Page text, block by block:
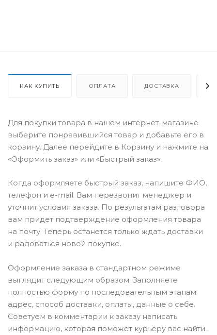
КАК КУПИТЬ ОПЛАТА ДОСТАВКА
Для покупки товара в нашем интернет-магазине
выберите понравившийся товар и добавьте его в
корзину. Далее перейдите в Корзину и нажмите на
«Оформить заказ» или «Быстрый заказ».
Когда оформляете быстрый заказ, напишите ФИО,
телефон и e-mail. Вам перезвонит менеджер и
уточнит условия заказа. По результатам разговора
вам придет подтверждение оформления товара
на почту. Теперь останется только ждать доставки
и радоваться новой покупке.
Оформление заказа в стандартном режиме
выглядит следующим образом. Заполняете
полностью форму по последовательным этапам:
адрес, способ доставки, оплаты, данные о себе.
Советуем в комментарии к заказу написать
информацию, которая поможет курьеру вас найти.